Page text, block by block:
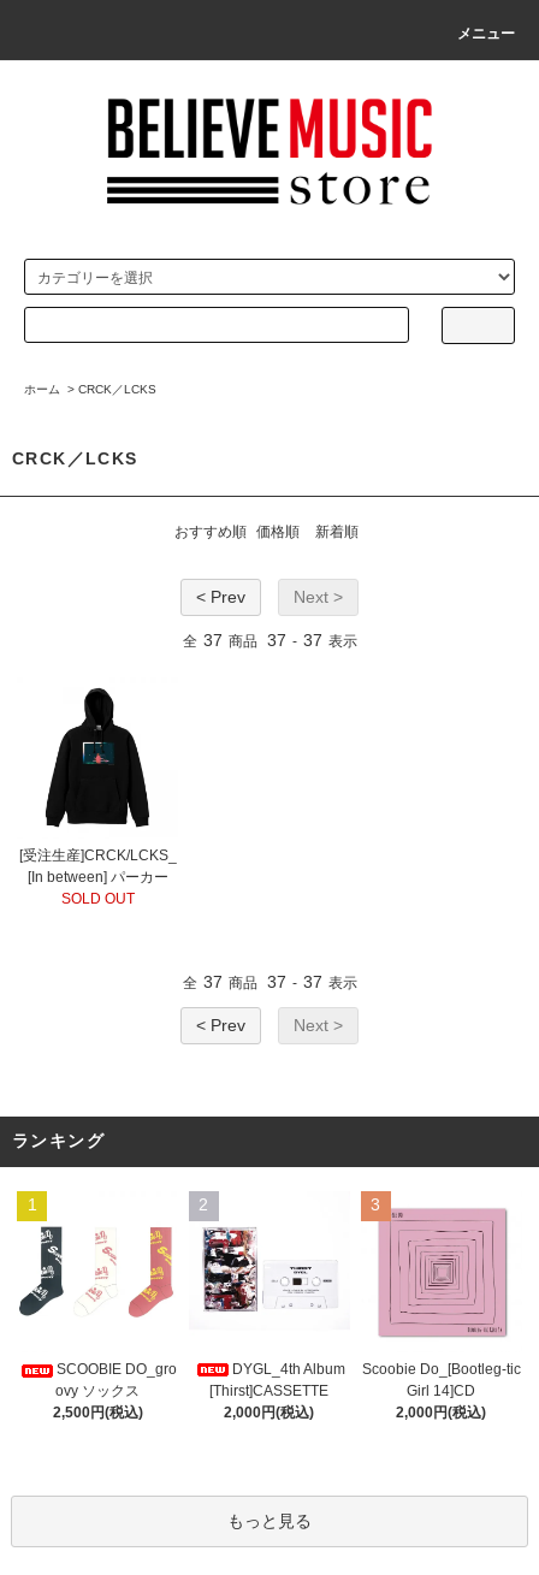
メニュー
ホーム > CRCK／LCKS
CRCK／LCKS
おすすめ順 価格順 新着順
< Prev Next >
全 37 商品 37 - 37 表示
[受注生産]CRCK/LCKS_
[In between] パーカー
SOLD OUT
全 37 商品 37 - 37 表示
< Prev Next >
ランキング
1
SCOOBIE DO_gro
ovy ソックス
2,500円(税込)
2
DYGL_4th Album
[Thirst]CASSETTE
2,000円(税込)
3
Scoobie Do_[Bootleg-tic
Girl 14]CD
2,000円(税込)
もっと見る